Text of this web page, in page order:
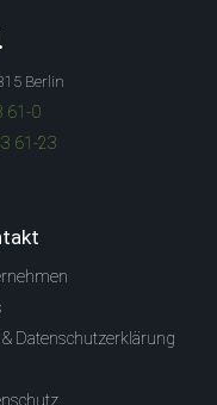
Berlin
61-0
61-23
& Datenschutzerklärung